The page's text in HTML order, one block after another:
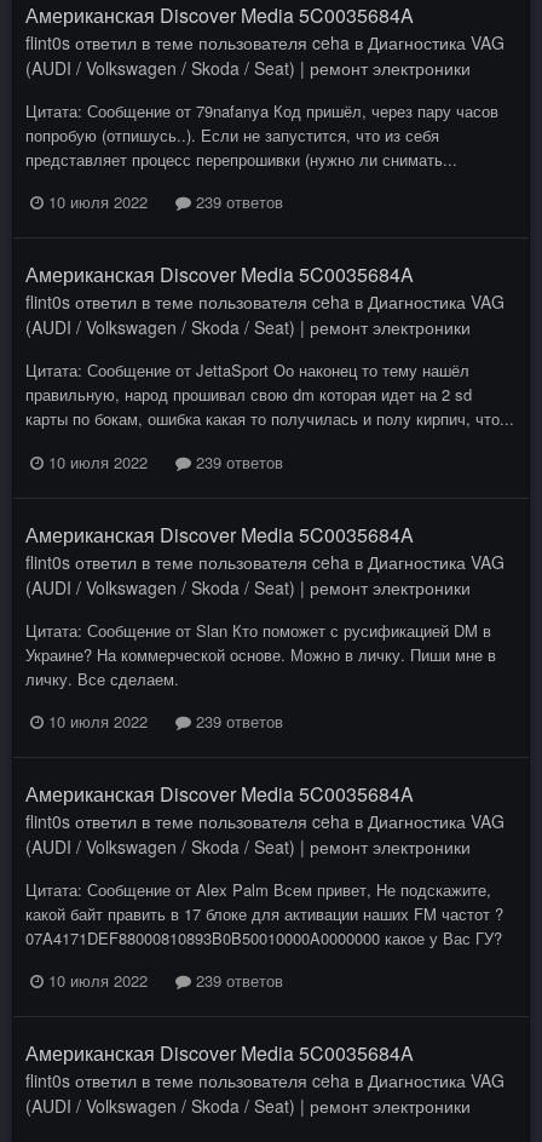
Американская Discover Media 5C0035684A
flint0s ответил в теме пользователя ceha в Диагностика VAG
(AUDI / Volkswagen / Skoda / Seat) | ремонт электроники
Цитата: Сообщение от 79nafanya Код пришёл, через пару часов
попробую (отпишусь..). Если не запустится, что из себя
представляет процесс перепрошивки (нужно ли снимать...
10 июля 2022
239 ответов
Американская Discover Media 5C0035684A
flint0s ответил в теме пользователя ceha в Диагностика VAG
(AUDI / Volkswagen / Skoda / Seat) | ремонт электроники
Цитата: Сообщение от JettaSport Оо наконец то тему нашёл
правильную, народ прошивал свою dm которая идет на 2 sd
карты по бокам, ошибка какая то получилась и полу кирпич, что...
10 июля 2022
239 ответов
Американская Discover Media 5C0035684A
flint0s ответил в теме пользователя ceha в Диагностика VAG
(AUDI / Volkswagen / Skoda / Seat) | ремонт электроники
Цитата: Сообщение от Slan Кто поможет с русификацией DM в
Украине? На коммерческой основе. Можно в личку. Пиши мне в
личку. Все сделаем.
10 июля 2022
239 ответов
Американская Discover Media 5C0035684A
flint0s ответил в теме пользователя ceha в Диагностика VAG
(AUDI / Volkswagen / Skoda / Seat) | ремонт электроники
Цитата: Сообщение от Alex Palm Всем привет, Не подскажите,
какой байт править в 17 блоке для активации наших FM частот ?
07A4171DEF88000810893B0B50010000A0000000 какое у Вас ГУ?
10 июля 2022
239 ответов
Американская Discover Media 5C0035684A
flint0s ответил в теме пользователя ceha в Диагностика VAG
(AUDI / Volkswagen / Skoda / Seat) | ремонт электроники